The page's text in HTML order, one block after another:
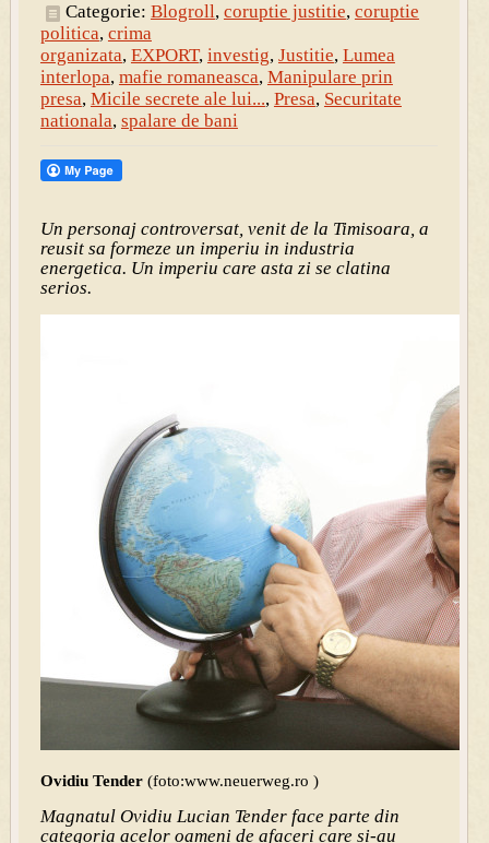
Categorie: Blogroll, coruptie justitie, coruptie
politica, crima
organizata, EXPORT, investig, Justitie, Lumea
interlopa, mafie romaneasca, Manipulare prin
presa, Micile secrete ale lui..., Presa, Securitate
nationala, spalare de bani
Un personaj controversat, venit de la Timisoara, a
reusit sa formeze un imperiu in industria
energetica. Un imperiu care asta zi se clatina
serios.
Ovidiu Tender(foto:www.neuerweg.ro )
Magnatul Ovidiu Lucian Tender face parte din
categoria acelor oameni de afaceri care si-au